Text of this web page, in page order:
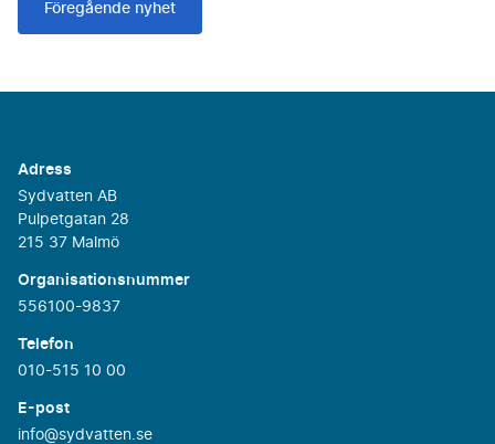
Föregående nyhet
Adress
Sydvatten AB
Pulpetgatan 28
215 37 Malmö
Organisationsnummer
556100-9837
Telefon
010-515 10 00
E-post
info@sydvatten.se